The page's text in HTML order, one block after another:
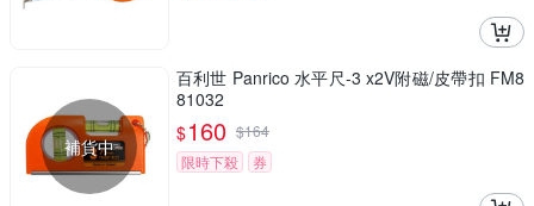
補貨中
百利世 Panrico 水平尺-3 x2V附磁/皮帶扣 FM8
81032
$160 $164
限時下殺
券